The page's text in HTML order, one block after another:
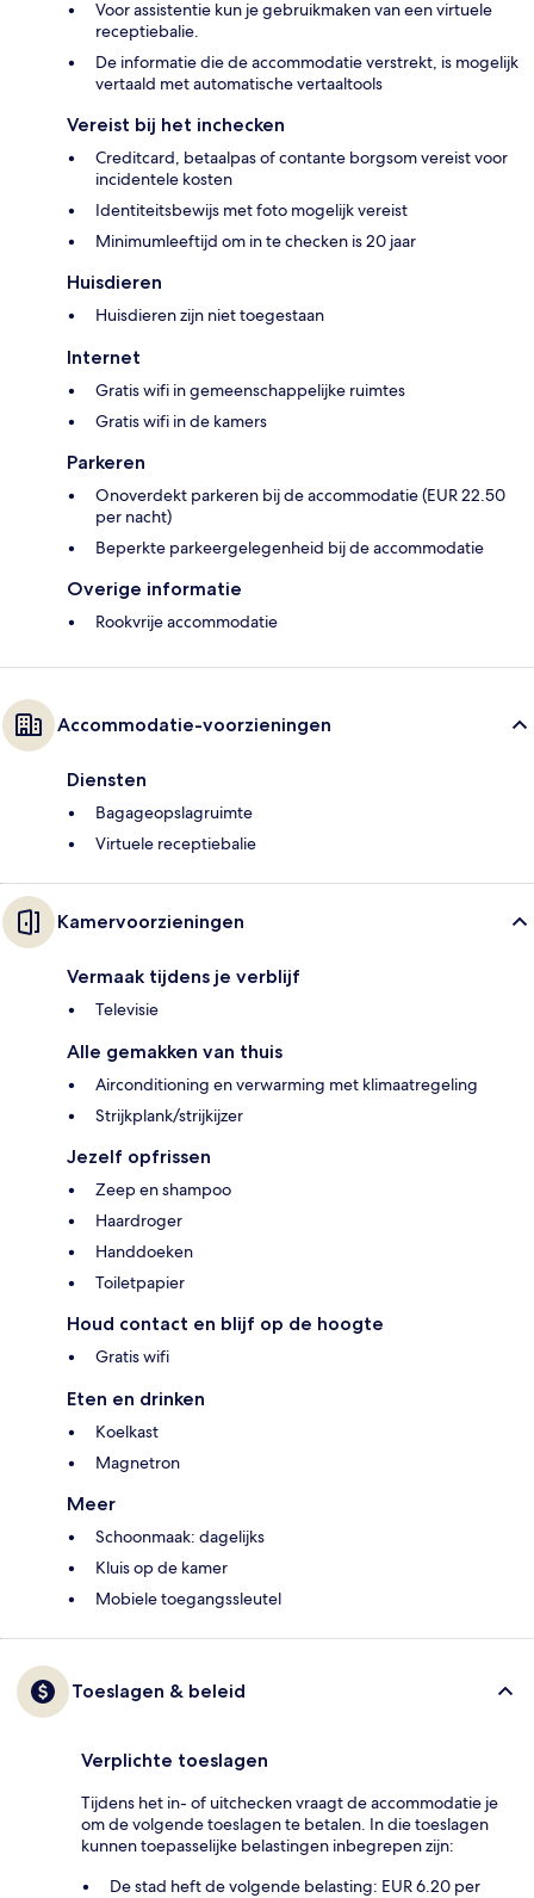
Voor assistentie kun je gebruikmaken van een virtuele
receptiebalie.
De informatie die de accommodatie verstrekt, is mogelijk
vertaald met automatische vertaaltools
Vereist bij het inchecken
Creditcard, betaalpas of contante borgsom vereist voor
incidentele kosten
Identiteitsbewijs met foto mogelijk vereist
Minimumleeftijd om in te checken is 20 jaar
Huisdieren
Huisdieren zijn niet toegestaan
Internet
Gratis wifi in gemeenschappelijke ruimtes
Gratis wifi in de kamers
Parkeren
Onoverdekt parkeren bij de accommodatie (EUR 22.50
per nacht)
Beperkte parkeergelegenheid bij de accommodatie
Overige informatie
Rookvrije accommodatie
Accommodatie-voorzieningen
Diensten
Bagageopslagruimte
Virtuele receptiebalie
Kamervoorzieningen
Vermaak tijdens je verblijf
Televisie
Alle gemakken van thuis
Airconditioning en verwarming met klimaatregeling
Strijkplank/strijkijzer
Jezelf opfrissen
Zeep en shampoo
Haardroger
Handdoeken
Toiletpapier
Houd contact en blijf op de hoogte
Gratis wifi
Eten en drinken
Koelkast
Magnetron
Meer
Schoonmaak: dagelijks
Kluis op de kamer
Mobiele toegangssleutel
Toeslagen & beleid
Verplichte toeslagen
Tijdens het in- of uitchecken vraagt de accommodatie je
om de volgende toeslagen te betalen. In die toeslagen
kunnen toepasselijke belastingen inbegrepen zijn:
De stad heft de volgende belasting: EUR 6.20 per